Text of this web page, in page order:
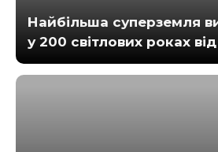
Найбільша суперземля
у 200 світлових роках